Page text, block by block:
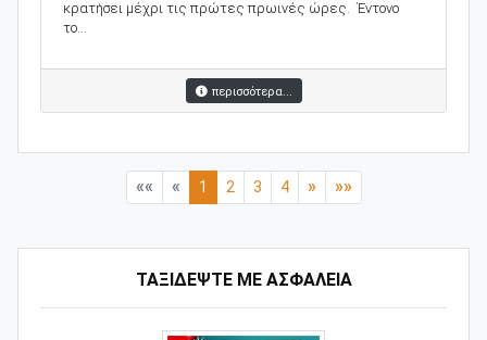
ΤΑΞΙΔΕΨΤΕ ΜΕ ΑΣΦΑΛΕΙΑ
κρατήσει μέχρι τις πρώτες πρωινές ώρες. Έντονο
το...
περισσότερα...
«« « 1 2 3 4 » »»